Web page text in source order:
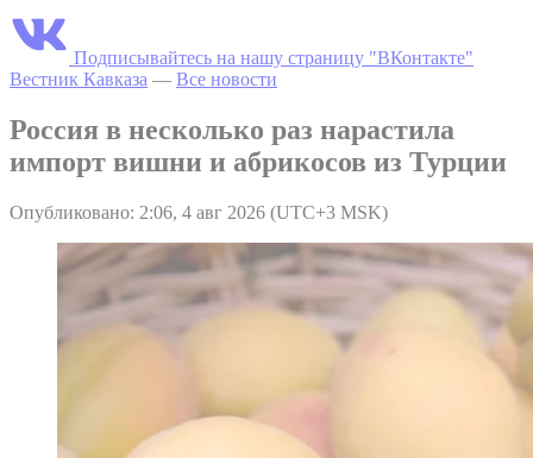
Подписывайтесь на нашу страницу "ВКонтакте"
Вестник Кавказа — Все новости
Россия в несколько раз нарастила
импорт вишни и абрикосов из Турции
Опубликовано: 2:06, 4 авг 2026 (UTC+3 MSK)